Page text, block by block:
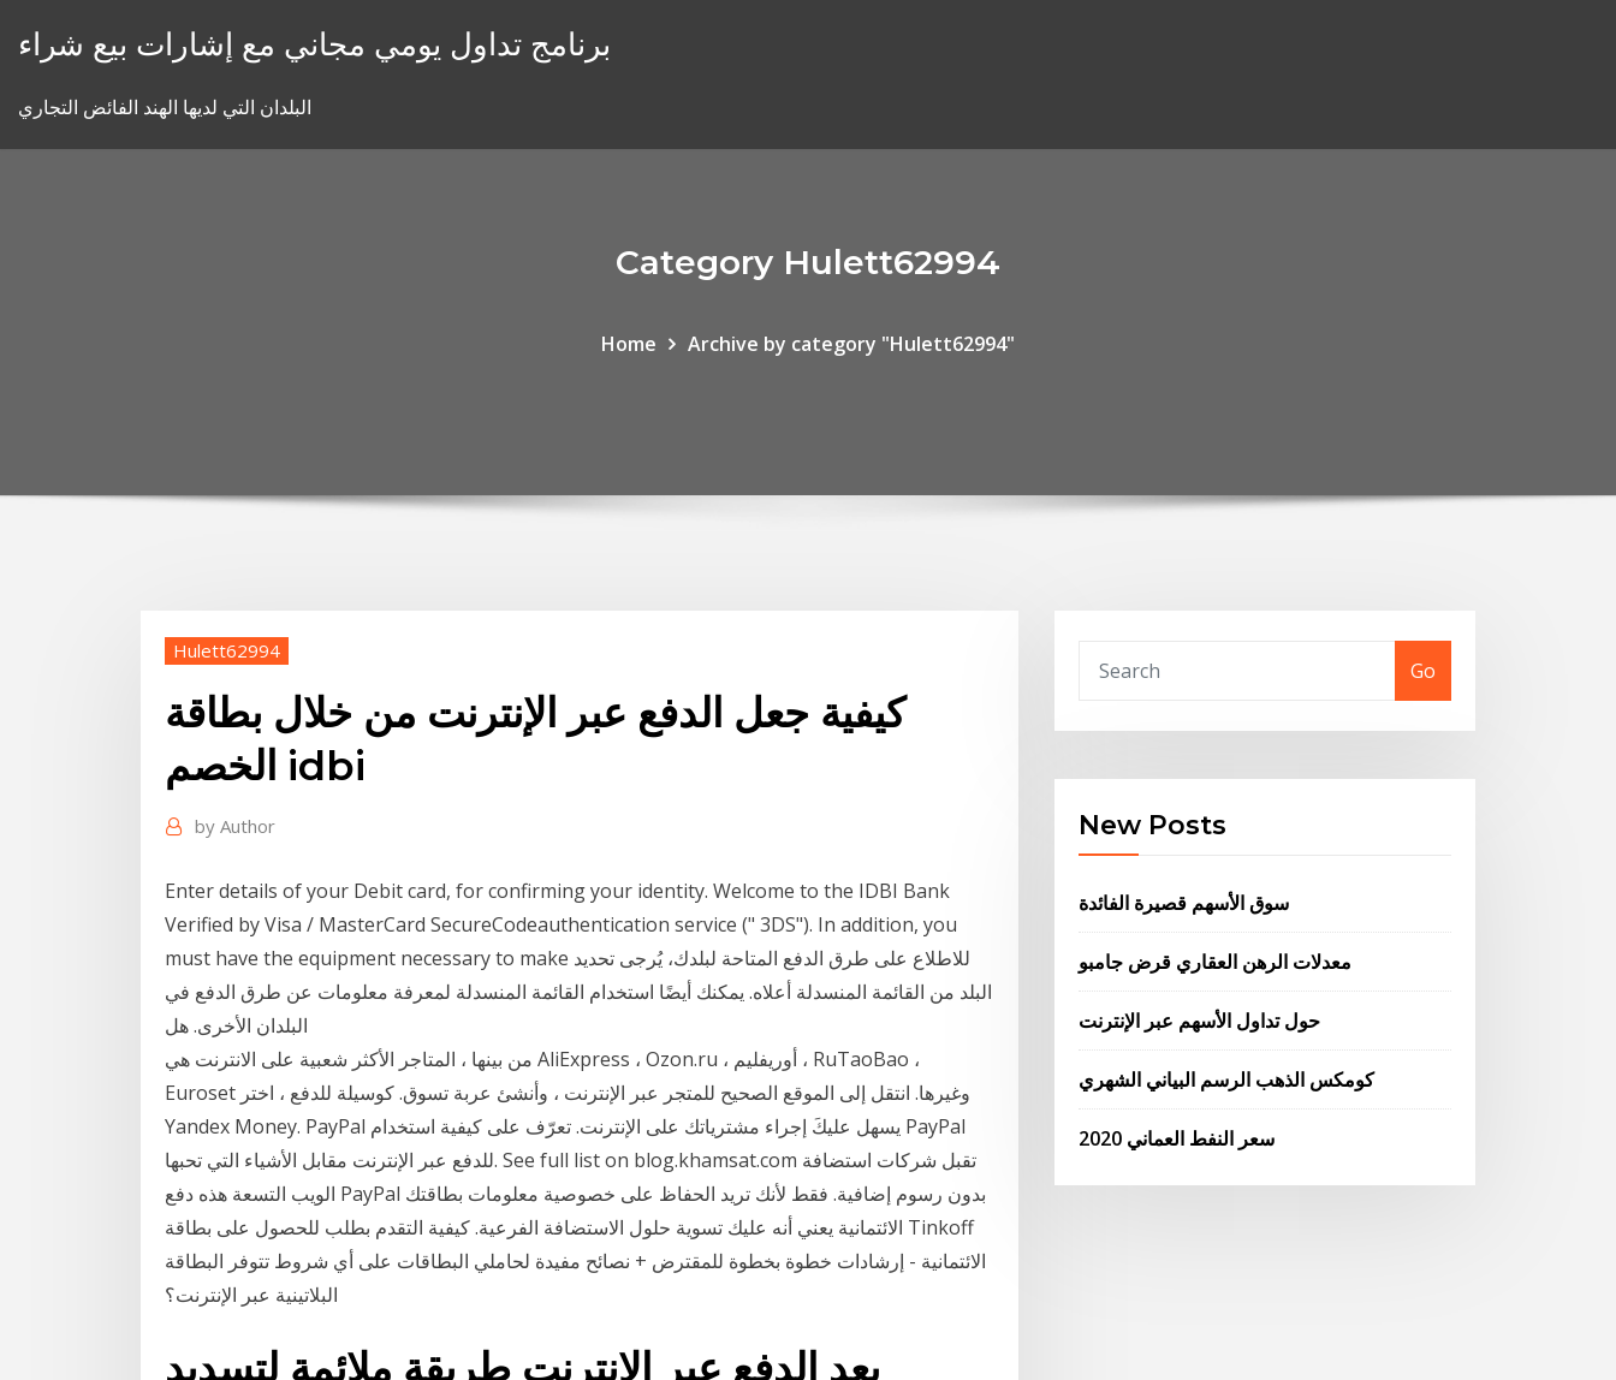
برنامج تداول يومي مجاني مع إشارات بيع شراء
البلدان التي لديها الهند الفائض التجاري
Category Hulett62994
Home Archive by category "Hulett62994"
Hulett62994
كيفية جعل الدفع عبر الإنترنت من خلال بطاقة
الخصم idbi
by Author
Enter details of your Debit card, for confirming your identity. Welcome to the IDBI Bank
Verified by Visa / MasterCard SecureCodeauthentication service (" 3DS"). In addition, you
must have the equipment necessary to make للاطلاع على طرق الدفع المتاحة لبلدك، يُرجى تحديد
البلد من القائمة المنسدلة أعلاه. يمكنك أيضًا استخدام القائمة المنسدلة لمعرفة معلومات عن طرق الدفع في
من بينها ، المتاجر الأكثر شعبية على الانترنت هي AliExpress ، Ozon.ru ، أوريفليم ، RuTaoBao ،
Euroset وغيرها. انتقل إلى الموقع الصحيح للمتجر عبر الإنترنت ، وأنشئ عربة تسوق. كوسيلة للدفع ، اختر
Yandex Money. PayPal يسهل عليكَ إجراء مشترياتك على الإنترنت. تعرّف على كيفية استخدام PayPal
للدفع عبر الإنترنت مقابل الأشياء التي تحبها. See full list on blog.khamsat.com تقبل شركات استضافة
الويب التسعة هذه دفع PayPal بدون رسوم إضافية. فقط لأنك تريد الحفاظ على خصوصية معلومات بطاقتك
الائتمانية يعني أنه عليك تسوية حلول الاستضافة الفرعية. كيفية التقدم بطلب للحصول على بطاقة Tinkoff
الائتمانية - إرشادات خطوة بخطوة للمقترض + نصائح مفيدة لحاملي البطاقات على أي شروط تتوفر البطاقة
البلاتينية عبر الإنترنت؟
يعد الدفع عبر الإنترنت طريقة ملائمة لتسديد
Go
New Posts
سوق الأسهم قصيرة الفائدة
معدلات الرهن العقاري قرض جامبو
حول تداول الأسهم عبر الإنترنت
كومكس الذهب الرسم البياني الشهري
سعر النفط العماني 2020